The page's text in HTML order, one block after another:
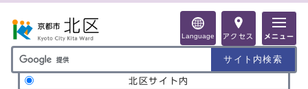
Language アクセス メニュー
サイト内検索の範囲
北区サイト内